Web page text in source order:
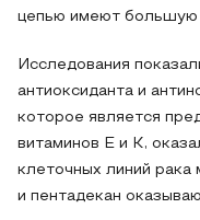
цепью имеют большую
Исследования
антиоксиданта и
которое является
витаминов Е и К,
клеточных линий
и пентадекан